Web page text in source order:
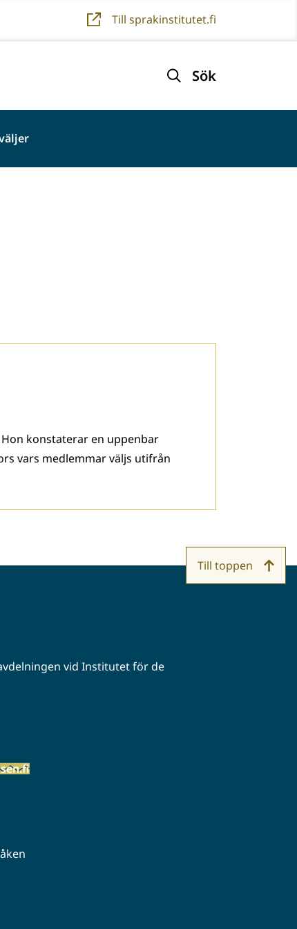
Till sprakinstitutet.fi
Sök
konstaterar en uppenbar
vars medlemmar väljs utifrån
vid Institutet för de
Till toppen